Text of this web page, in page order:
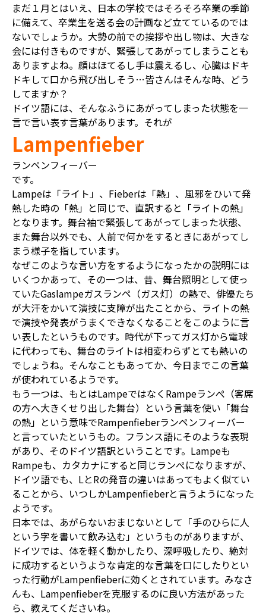
まだ１月とはいえ、日本の学校ではそろそろ卒業の季節
に備えて、卒業生を送る会の計画など立てているのでは
ないでしょうか。大勢の前での挨拶や出し物は、大きな
会には付きものですが、緊張してあがってしまうことも
ありますよね。顔はほてるし手は震えるし、心臓はドキ
ドキして口から飛び出しそう…皆さんはそんな時、どう
してますか？
ドイツ語には、そんなふうにあがってしまった状態を一
言で言い表す言葉があります。それが
Lampenfieber
ランペンフィーバー
です。
Lampeは「ライト」、Fieberは「熱」、風邪をひいて発
熱した時の「熱」と同じで、直訳すると「ライトの熱」
となります。舞台袖で緊張してあがってしまった状態、
また舞台以外でも、人前で何かをするときにあがってし
まう様子を指しています。
なぜこのような言い方をするようになったかの説明には
いくつかあって、その一つは、昔、舞台照明として使っ
ていたGaslampeガスランペ（ガス灯）の熱で、俳優たち
が大汗をかいて演技に支障が出たことから、ライトの熱
で演技や発表がうまくできなくなることをこのように言
い表したというものです。時代が下ってガス灯から電球
に代わっても、舞台のライトは相変わらずとても熱いの
でしょうね。そんなこともあってか、今日までこの言葉
が使われているようです。
もう一つは、もとはLampeではなくRampeランぺ（客席
の方へ大きくせり出した舞台）という言葉を使い「舞台
の熱」という意味でRampenfieberランペンフィーバー
と言っていたというもの。フランス語にそのような表現
があり、そのドイツ語訳ということです。Lampeも
Rampeも、カタカナにすると同じランぺになりますが、
ドイツ語でも、LとRの発音の違いはあってもよく似てい
ることから、いつしかLampenfieberと言うようになった
ようです。
日本では、あがらないおまじないとして「手のひらに人
という字を書いて飲み込む」というものがありますが、
ドイツでは、体を軽く動かしたり、深呼吸したり、絶対
に成功するというような肯定的な言葉を口にしたりとい
った行動がLampenfieberに効くとされています。みなさ
んも、Lampenfieberを克服するのに良い方法があった
ら、教えてくださいね。